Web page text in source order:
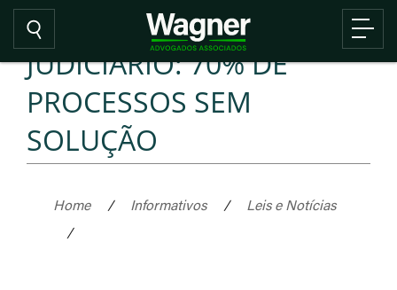
JUDICIÁRIO: 70% DE
PROCESSOS SEM
SOLUÇÃO
Home / Informativos /
Leis e Notícias
/